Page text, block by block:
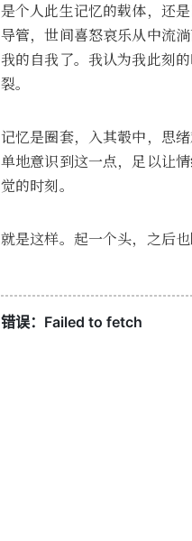
是个人此生记忆的载体，还
导管，世间喜怒哀乐从中流
我的自我了。我认为我此刻
裂。
记忆是圈套，入其彀中，思
单地意识到这一点，足以让
觉的时刻。
就是这样。起一个头，之后